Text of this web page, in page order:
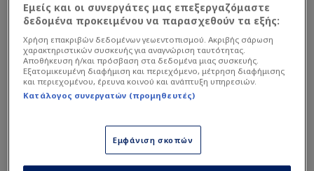
Σύμφωνα με την εφημερίδα "ΦΩΣ", η επιλογή
των Ερυθρόλευκων γοητεύει τον
ποδοσφαιριστή, ο οποίος φέρεται να διαδίδει
Εμείς και οι συνεργάτες μας επεξεργαζόμαστε
δεδομένα προκειμένου να παρασχεθούν τα εξής:
Χρήση επακριβών δεδομένων γεωεντοπισμού. Ακριβής σάρωση
χαρακτηριστικών συσκευής για αναγνώριση ταυτότητας.
Αποθήκευση ή/και πρόσβαση στα δεδομένα μιας συσκευής.
Εξατομικευμένη διαφήμιση και περιεχόμενο, μέτρηση διαφήμισης
και περιεχομένου, έρευνα κοινού και ανάπτυξη υπηρεσιών.
Κατάλογος συνεργατών (προμηθευτές)
Εμφάνιση σκοπών